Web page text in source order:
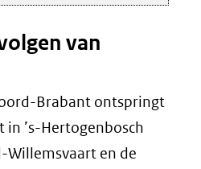
van
Brabant ontspringt
’s-Hertogenbosch
Willemsvaart en de